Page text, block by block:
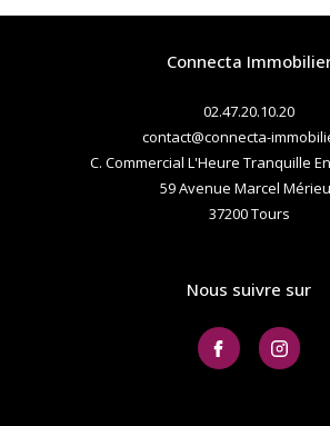
Connecta
02.47.20.10.20
contact@connecta-
C. Commercial L'Heure Tranquille
59 Avenue Marcel
37200 tours
Nous suivre sur